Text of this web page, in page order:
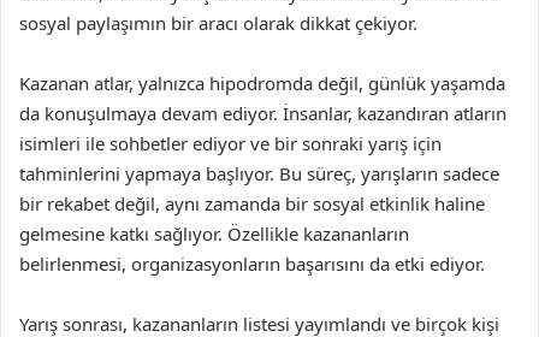
sosyal paylaşımın bir aracı olarak dikkat çekiyor.
Kazanan atlar, yalnızca hipodromda değil, günlük yaşamda
da konuşulmaya devam ediyor. İnsanlar, kazandıran atların
isimleri ile sohbetler ediyor ve bir sonraki yarış için
tahminlerini yapmaya başlıyor. Bu süreç, yarışların sadece
bir rekabet değil, aynı zamanda bir sosyal etkinlik haline
gelmesine katkı sağlıyor. Özellikle kazananların
belirlenmesi, organizasyonların başarısını da etki ediyor.
Yarış sonrası, kazananların listesi yayımlandı ve birçok kişi